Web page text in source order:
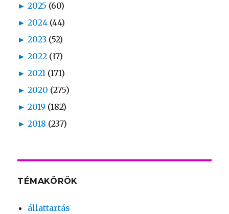
► 2025 (60)
► 2024 (44)
► 2023 (52)
► 2022 (17)
► 2021 (171)
► 2020 (275)
► 2019 (182)
► 2018 (237)
TÉMAKÖRÖK
állattartás